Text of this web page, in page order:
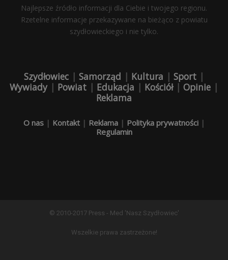
Najlepsze źródło informacji dla Ciebie i twojego regionu.
Rzetelne informacje przekazywane na bieżąco z powiatu
szydłowieckiego i nie tylko.
Szydłowiec | Samorząd | Kultura | Sport |
Wywiady| Powiat | Edukacja | Kościół| Opinie |
Reklama
O nas| Kontakt| Reklama| Polityka prywatności|
Regulamin
© 2010-2017 Press - Med 'Nasz Szydłowiec'
Wszelkie prawa zastrzeżone!